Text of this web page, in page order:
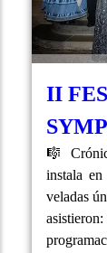
II
🎼
instala
veladas